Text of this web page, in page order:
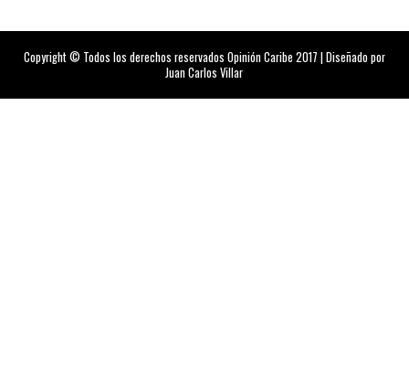
Copyright © Todos los derechos reservados Opinión Caribe 2017 | Diseñado por
Juan Carlos Villar